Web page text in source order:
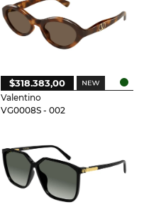
Valentino
VG0008S - 002
$318.383,00